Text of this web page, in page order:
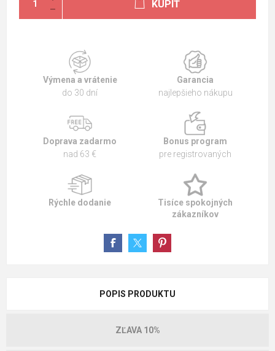
KÚPIŤ
Výmena a vrátenie
do 30 dní
Garancia
najlepšieho nákupu
Doprava zadarmo
nad 63 €
Bonus program
pre registrovaných
Rýchle dodanie
Tisíce spokojných
zákazníkov
POPIS PRODUKTU
ZĽAVA 10%